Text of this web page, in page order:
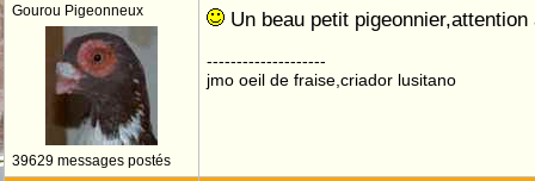
Gourou Pigeonneux
39629 messages postés
Un beau petit
--------------------
jmo oeil de fraise,criador lusitano